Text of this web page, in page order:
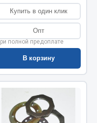
Купить в один клик
Опт
полной предоплате
В корзину